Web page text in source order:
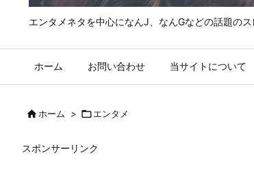
エンタメネタを中心になんJ、なんGなどの話題の
ホーム お問い合わせ 当サイトについて
ホーム > エンタメ
スポンサーリンク